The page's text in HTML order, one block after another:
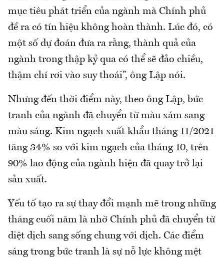
mục tiêu phát triển của ngành mà Chính phủ
đề ra có tín hiệu không hoàn thành. Lúc đó, có
một số dự đoán đưa ra rằng, thành quả của
ngành trong thập kỷ qua có thể sẽ đảo chiều,
thậm chí rơi vào suy thoái”, ông Lập nói.
Nhưng đến thời điểm này, theo ông Lập, bức
tranh của ngành đã chuyển từ màu xám sang
màu sáng. Kim ngạch xuất khẩu tháng 11/2021
tăng 34% so với kim ngạch của tháng 10, trên
90% lao động của ngành hiện đã quay trở lại
sản xuất.
Yếu tố tạo ra sự thay đổi mạnh mẽ trong những
tháng cuối năm là nhờ Chính phủ đã chuyển từ
diệt dịch sang sống chung với dịch. Các điểm
sáng trong bức tranh là sự nỗ lực không mệt